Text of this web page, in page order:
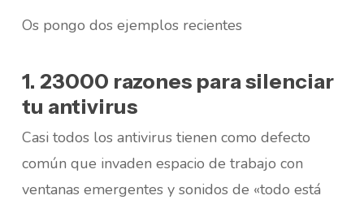
Os pongo dos ejemplos recientes
1. 23000 razones para silenciar
tu antivirus
Casi todos los antivirus tienen como defecto
común que invaden espacio de trabajo con
ventanas emergentes y sonidos de «todo está